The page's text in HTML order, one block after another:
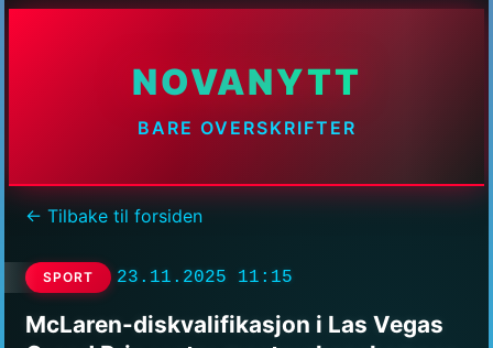
NOVANYTT
BARE OVERSKRIFTER
← Tilbake til forsiden
SPORT 23.11.2025 11:15
McLaren-diskvalifikasjon i Las Vegas